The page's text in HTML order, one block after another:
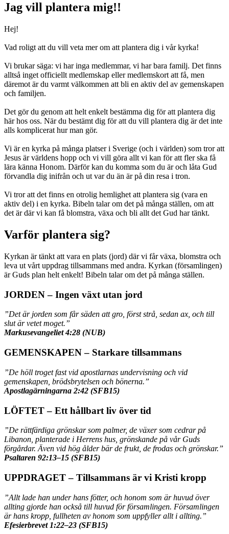
Jag vill plantera mig!!
Hej!
Vad roligt att du vill veta mer om att plantera dig i vår kyrka!
Vi brukar säga: vi har inga medlemmar, vi har bara familj. Det finns
alltså inget officiellt medlemskap eller medlemskort att få, men
däremot är du varmt välkommen att bli en aktiv del av gemenskapen
och familjen.
Det gör du genom att helt enkelt bestämma dig för att plantera dig
här hos oss. När du bestämt dig för att du vill plantera dig är det inte
alls komplicerat hur man gör.
Vi är en kyrka på många platser i Sverige (och i världen) som tror att
Jesus är världens hopp och vi vill göra allt vi kan för att fler ska få
lära känna Honom. Därför kan du komma som du är och låta Gud
förvandla dig inifrån och ut var du än är på din resa i tron.
Vi tror att det finns en otrolig hemlighet att plantera sig (vara en
aktiv del) i en kyrka. Bibeln talar om det på många ställen, om att
det är där vi kan få blomstra, växa och bli allt det Gud har tänkt.
Varför plantera sig?
Kyrkan är tänkt att vara en plats (jord) där vi får växa, blomstra och
leva ut vårt uppdrag tillsammans med andra. Kyrkan (församlingen)
är Guds plan helt enkelt! Bibeln talar om det på många ställen.
JORDEN – Ingen växt utan jord
”Det är jorden som får säden att gro, först strå, sedan ax, och till
slut är vetet moget.”
Markusevangeliet 4:28 (NUB)
GEMENSKAPEN – Starkare tillsammans
”De höll troget fast vid apostlarnas undervisning och vid
gemenskapen, brödsbrytelsen och bönerna.”
Apostlagärningarna 2:42 (SFB15)
LÖFTET – Ett hållbart liv över tid
”De rättfärdiga grönskar som palmer, de växer som cedrar på
Libanon, planterade i Herrens hus, grönskande på vår Guds
förgårdar. Även vid hög ålder bär de frukt, de frodas och grönskar.”
Psaltaren 92:13–15 (SFB15)
UPPDRAGET – Tillsammans är vi Kristi kropp
”Allt lade han under hans fötter, och honom som är huvud över
allting gjorde han också till huvud för församlingen. Församlingen
är hans kropp, fullheten av honom som uppfyller allt i allting.”
Efesierbrevet 1:22–23 (SFB15)